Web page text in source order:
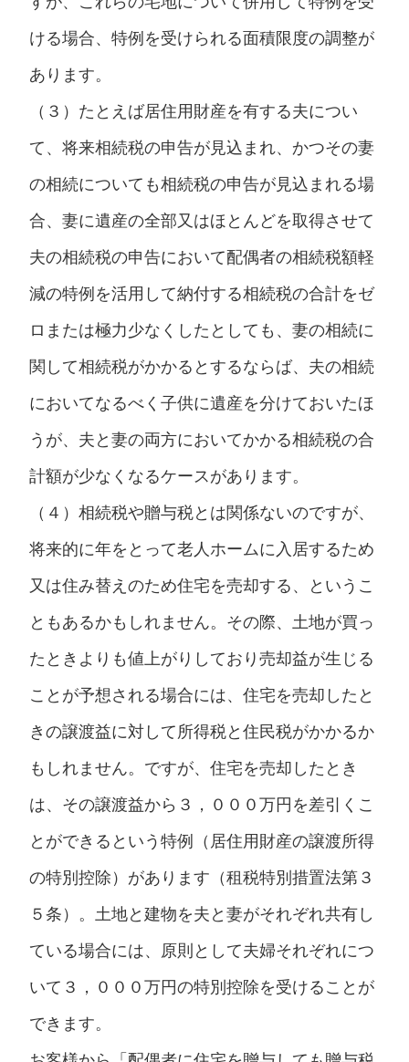
ける場合、特例を受けられる面積限度の調整が
あります。
（３）たとえば居住用財産を有する夫につい
て、将来相続税の申告が見込まれ、かつその妻
の相続についても相続税の申告が見込まれる場
合、妻に遺産の全部又はほとんどを取得させて
夫の相続税の申告において配偶者の相続税額軽
減の特例を活用して納付する相続税の合計をゼ
ロまたは極力少なくしたとしても、妻の相続に
関して相続税がかかるとするならば、夫の相続
においてなるべく子供に遺産を分けておいたほ
うが、夫と妻の両方においてかかる相続税の合
計額が少なくなるケースがあります。
（４）相続税や贈与税とは関係ないのですが、
将来的に年をとって老人ホームに入居するため
又は住み替えのため住宅を売却する、というこ
ともあるかもしれません。その際、土地が買っ
たときよりも値上がりしており売却益が生じる
ことが予想される場合には、住宅を売却したと
きの譲渡益に対して所得税と住民税がかかるか
もしれません。ですが、住宅を売却したとき
は、その譲渡益から３，０００万円を差引くこ
とができるという特例（居住用財産の譲渡所得
の特別控除）があります（租税特別措置法第３
５条）。土地と建物を夫と妻がそれぞれ共有し
ている場合には、原則として夫婦それぞれにつ
いて３，０００万円の特別控除を受けることが
できます。